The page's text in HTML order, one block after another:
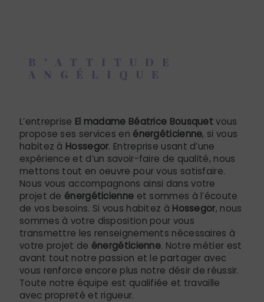
B'ATTITUDE
ANGÉLIQUE
L’entreprise El madame Béatrice Bousquetvous
propose ses services en énergéticienne, si vous
habitez à Hossegor. Entreprise usant d’une
expérience et d’un savoir-faire de qualité, nous
mettons tout en oeuvre pour vous satisfaire.
Nous vous accompagnons ainsi dans votre
projet de énergéticienne et sommes à l’écoute
de vos besoins. Si vous habitez à Hossegor, nous
sommes à votre disposition pour vous
transmettre les renseignements nécessaires à
votre projet de énergéticienne. Notre métier est
avant tout notre passion et le partager avec
vous renforce encore plus notre désir de réussir.
Toute notre équipe est qualifiée et travaille
avec propreté et rigueur.